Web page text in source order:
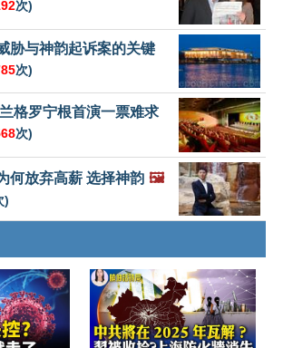
次)
胁与神韵起诉案的关键
次)
格罗宁根首演一票难求
次)
何放弃高薪 选择神韵 🖼️
)